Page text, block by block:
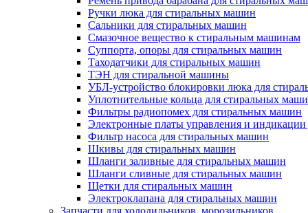
Ручки люка для стиральных машин
Сальники для стиральных машин
Смазочное вещество к стиральным машинам
Суппорта, опоры для стиральных машин
Таходатчики для стиральных машин
ТЭН для стиральной машины
УБЛ-устройство блокировки люка для
Уплотнительные кольца для стиральных
Фильтры радиопомех для стиральных машин
Электронные платы управления и
Фильтр насоса для стиральных машин
Шкивы для стиральных машин
Шланги заливные для стиральных машин
Шланги сливные для стиральных машин
Щетки для стиральных машин
Электроклапана для стиральных машин
Запчасти для холодильников, морозильников